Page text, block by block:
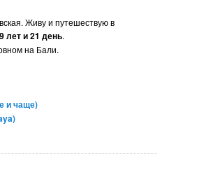
Живу и путешествую в
лет и 21 день.
на Бали.
и чаще)